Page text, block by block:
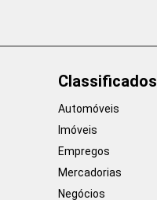
Classificados
Automóveis
Imóveis
Empregos
Mercadorias
Negócios